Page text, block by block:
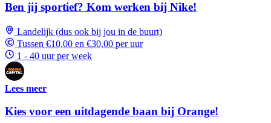
Ben jij sportief? Kom werken bij Nike!
Landelijk (dus ook bij jou in de buurt)
Tussen €10,00 en €30,00 per uur
1 - 40 uur per week
Lees meer
Kies voor een uitdagende baan bij Orange!